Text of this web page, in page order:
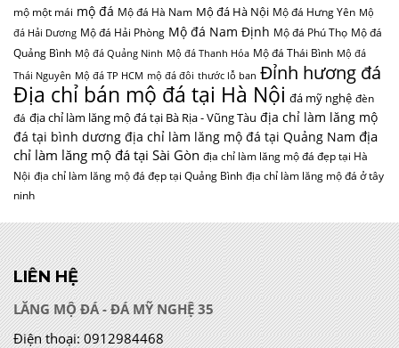
mộ một mái mộ đá Mộ đá Hà Nam Mộ đá Hà Nội Mộ đá Hưng Yên Mộ
đá Hải Dương Mộ đá Hải Phòng Mộ đá Nam Định Mộ đá Phú Thọ Mộ đá
Quảng Bình Mộ đá Quảng Ninh Mộ đá Thanh Hóa Mộ đá Thái Bình Mộ đá
Thái Nguyên Mộ đá TP HCM mộ đá đôi thước lỗ ban Đỉnh hương đá
Địa chỉ bán mộ đá tại Hà Nội đá mỹ nghệ đèn
đá địa chỉ làm lăng mộ đá tại Bà Rịa - Vũng Tàu địa chỉ làm lăng mộ
đá tại bình dương địa chỉ làm lăng mộ đá tại Quảng Nam địa
chỉ làm lăng mộ đá tại Sài Gòn địa chỉ làm lăng mộ đá đẹp tại Hà
Nội địa chỉ làm lăng mộ đá đẹp tại Quảng Bình địa chỉ làm lăng mộ đá ở tây
ninh
LIÊN HỆ
LĂNG MỘ ĐÁ - ĐÁ MỸ NGHỆ 35
Điện thoại: 0912984468